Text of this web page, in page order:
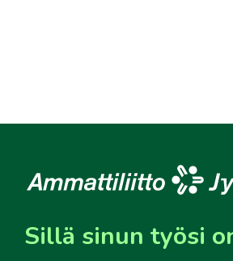
Sillä sinun työsi